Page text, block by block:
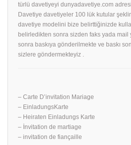
türlü davetiyeyi dunyadavetiye.com
Davetiye davetiyeler 100 lük kutular
davetiye modelini bize belirttiğinizde
belirledikten sonra sizden faks yada mail
sonra baskıya gönderilmekte ve baskı
sizlere göndermekteyiz .
– Carte D’invitation Mariage
– EinladungsKarte
– Heiraten Einladungs Karte
– İnvitation de martiage
– invitation de fiançaille